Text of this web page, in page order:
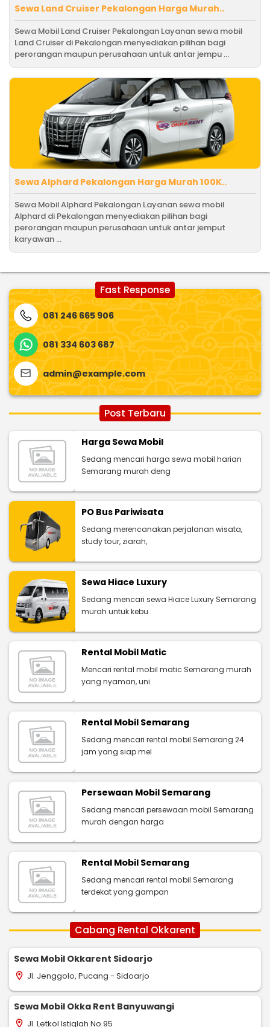
Sewa Land Cruiser Pekalongan Harga Murah..
Sewa Mobil Land Cruiser Pekalongan Layanan sewa mobil
Land Cruiser di Pekalongan menyediakan pilihan bagi
perorangan maupun perusahaan untuk antar jempu ...
Sewa Alphard Pekalongan Harga Murah 100K..
Sewa Mobil Alphard Pekalongan Layanan sewa mobil
Alphard di Pekalongan menyediakan pilihan bagi
perorangan maupun perusahaan untuk antar jemput
karyawan ...
Fast Response
081 246 665 906
081 334 603 687
admin@example.com
Post Terbaru
Harga Sewa Mobil
Sedang mencari harga sewa mobil harian
Semarang murah deng
PO Bus Pariwisata
Sedang merencanakan perjalanan wisata,
study tour, ziarah,
Sewa Hiace Luxury
Sedang mencari sewa Hiace Luxury Semarang
murah untuk kebu
Rental Mobil Matic
Mencari rental mobil matic Semarang murah
yang nyaman, uni
Rental Mobil Semarang
Sedang mencari rental mobil Semarang 24
jam yang siap mel
Persewaan Mobil Semarang
Sedang mencari persewaan mobil Semarang
murah dengan harga
Rental Mobil Semarang
Sedang mencari rental mobil Semarang
terdekat yang gampan
Cabang Rental Okkarent
Sewa Mobil Okkarent Sidoarjo
location_on Jl. Jenggolo, Pucang - Sidoarjo
Sewa Mobil Okka Rent Banyuwangi
location_on Jl. Letkol Istiqlah No.95